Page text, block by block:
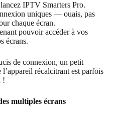
IPTV Smarters Pro.
uniques — ouais, pas
chaque écran.
pouvoir accéder à vos
écrans.
de connexion, un petit
récalcitrant est parfois
!
multiples écrans